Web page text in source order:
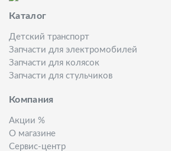
Каталог
Детский транспорт
Запчасти для электромобилей
Запчасти для колясок
Запчасти для стульчиков
Компания
Акции %
О магазине
Сервис-центр